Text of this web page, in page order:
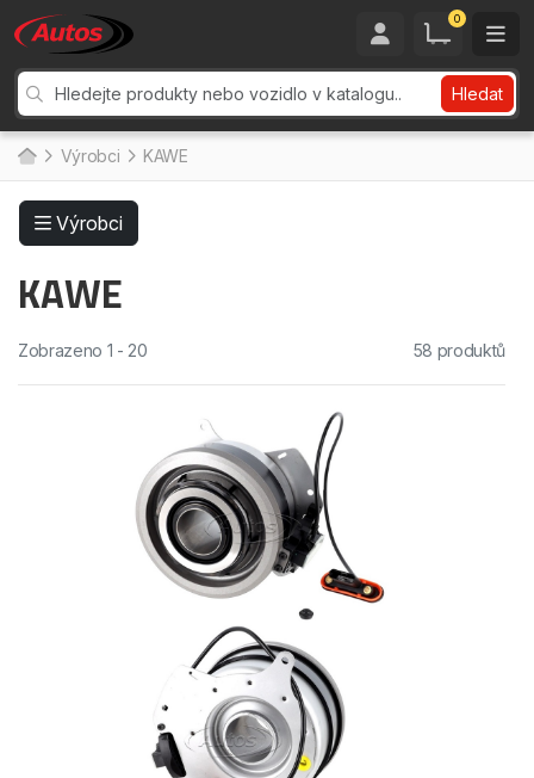
0
Hledat
Výrobci KAWE
Výrobci
KAWE
Zobrazeno 1 - 20 58 produktů